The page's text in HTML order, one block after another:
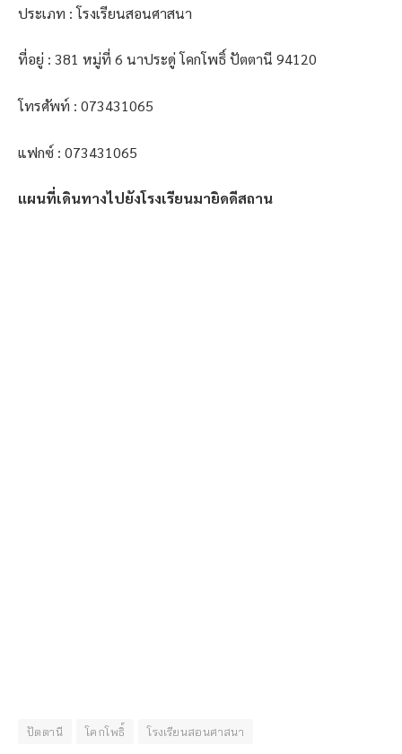
ประเภท : โรงเรียนสอนศาสนา
ที่อยู่ : 381 หมู่ที่ 6 นาประดู่ โคกโพธิ์ ปัตตานี 94120
โทรศัพท์ : 073431065
แฟกซ์ : 073431065
แผนที่เดินทางไปยังโรงเรียนมายิดดีสถาน
ปัตตานี โคกโพธิ์ โรงเรียนสอนศาสนา